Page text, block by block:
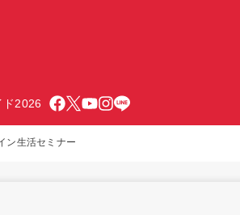
ド2026
ン生活セミナー